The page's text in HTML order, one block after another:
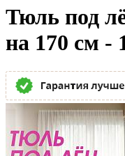
Тюль под
на 170 см -